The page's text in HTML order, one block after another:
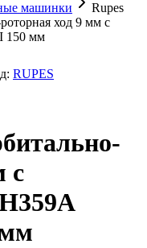
машинки
Rupes
ход 9 мм с
150 мм
RUPES
с